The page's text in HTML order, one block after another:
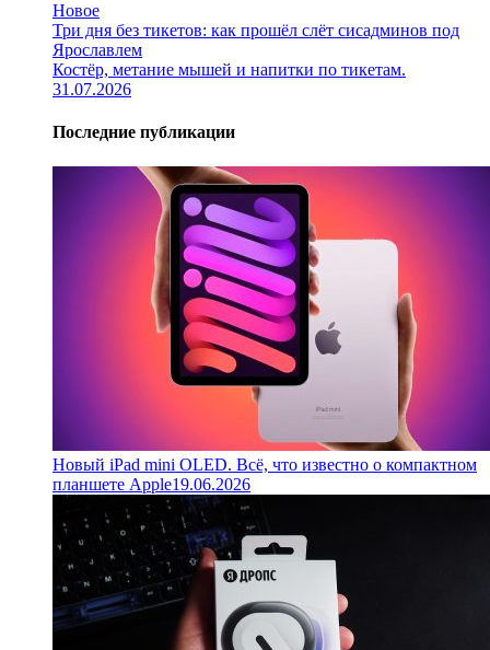
Новое
Три дня без тикетов: как прошёл слёт сисадминов под
Ярославлем
Костёр, метание мышей и напитки по тикетам.
31.07.2026
Последние публикации
Новый iPad mini OLED. Всё, что известно о компактном
планшете Apple19.06.2026